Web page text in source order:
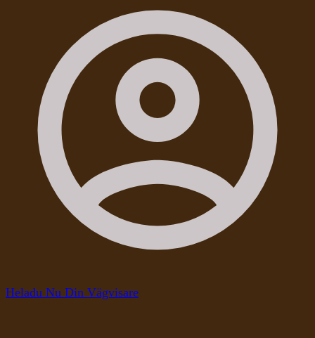
Heladu Nu Din Vägvisare